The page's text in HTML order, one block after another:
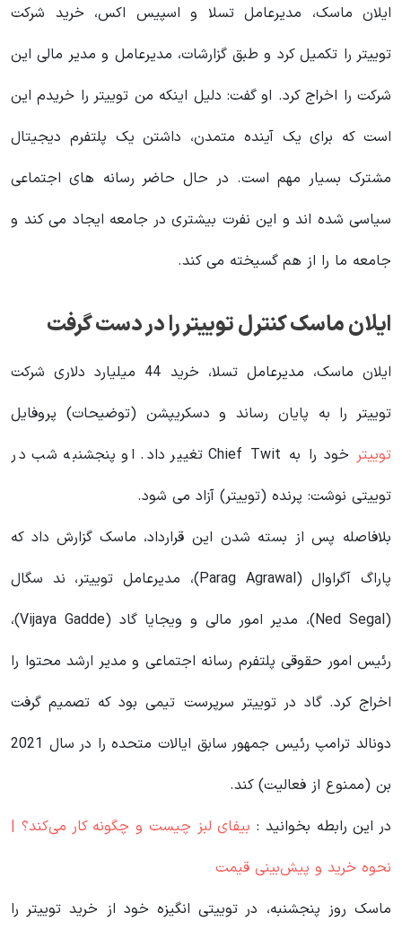
ایلان ماسک، مدیرعامل تسلا و اسپیس اکس، خرید شرکت
توییتر را تکمیل کرد و طبق گزارشات، مدیرعامل و مدیر مالی این
شرکت را اخراج کرد. او گفت: دلیل اینکه من توییتر را خریدم این
است که برای یک آینده متمدن، داشتن یک پلتفرم دیجیتال
مشترک بسیار مهم است. در حال حاضر رسانه‌ های اجتماعی
سیاسی شده اند و این نفرت بیشتری در جامعه ایجاد می‌ کند و
جامعه ما را از هم گسیخته می کند.
ایلان ماسک کنترل توییتر را در دست گرفت
ایلان ماسک، مدیرعامل تسلا، خرید 44 میلیارد دلاری شرکت
توییتر را به پایان رساند و دسکریپشن (توضیحات) پروفایل
توییتر
خود را به Chief Twit تغییر داد. او پنجشنبه شب در
توییتی نوشت: پرنده (توییتر) آزاد می شود.
بلافاصله پس از بسته شدن این قرارداد، ماسک گزارش داد که
پاراگ آگراوال (Parag Agrawal)، مدیرعامل توییتر، ند سگال
(Ned Segal)، مدیر امور مالی و ویجایا گاد (Vijaya Gadde)،
رئیس امور حقوقی پلتفرم رسانه اجتماعی و مدیر ارشد محتوا را
اخراج کرد. گاد در توییتر سرپرست تیمی بود که تصمیم گرفت
دونالد ترامپ رئیس جمهور سابق ایالات متحده را در سال 2021
بن (ممنوع از فعالیت) کند.
در این رابطه بخوانید‌ : بیفای لبز چیست و چگونه کار می‌کند؟ |
نحوه خرید و پیش‌بینی قیمت
ماسک روز پنجشنبه، در توییتی انگیزه خود از خرید توییتر را